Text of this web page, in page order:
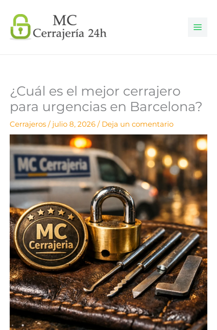
contenido
¿Cuál es el mejor cerrajero
para urgencias en Barcelona?
Cerrajeros / julio 8, 2026 / Deja un comentario